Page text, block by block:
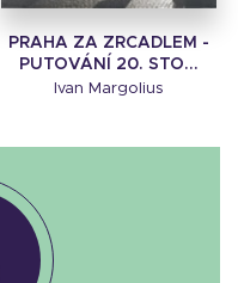
PRAHA ZA ZRCADLEM -
PUTOVÁNÍ 20. STO...
Ivan Margolius